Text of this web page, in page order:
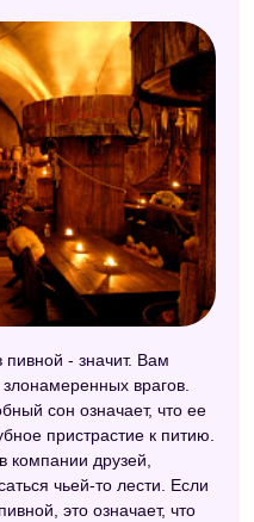
пивной - значит. Вам
врагов.
сон означает, что ее
пристрастие к питию.
компании друзей,
чьей-то лести. Если
это означает, что